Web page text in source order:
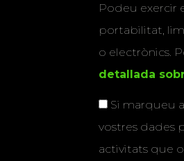
Podeu exercir
portabilitat,
o electrònics.
detallada
Si marqueu
vostres dades
activitats que